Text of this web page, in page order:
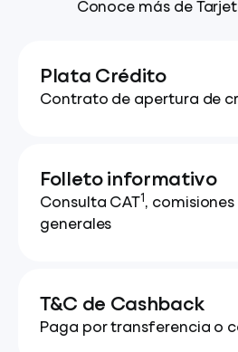
Conoce más de
Plata Crédito
Contrato de apertura de
Folleto informativo
Consulta CAT 1 ,
generales
T&C de Cashback
Paga por transferencia o